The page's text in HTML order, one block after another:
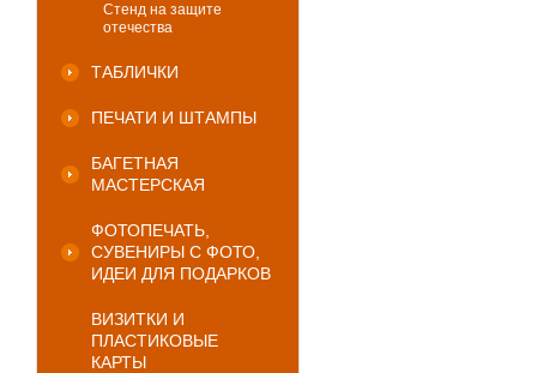
Стенд на защите
отечества
ТАБЛИЧКИ
ПЕЧАТИ И ШТАМПЫ
БАГЕТНАЯ
МАСТЕРСКАЯ
ФОТОПЕЧАТЬ,
СУВЕНИРЫ С ФОТО,
ИДЕИ ДЛЯ ПОДАРКОВ
ВИЗИТКИ И
ПЛАСТИКОВЫЕ
КАРТЫ